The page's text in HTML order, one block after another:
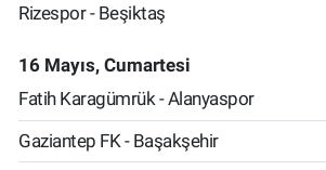
Rizespor - Beşiktaş
16 Mayıs, Cumartesi
Fatih Karagümrük - Alanyaspor
Gaziantep FK - Başakşehir